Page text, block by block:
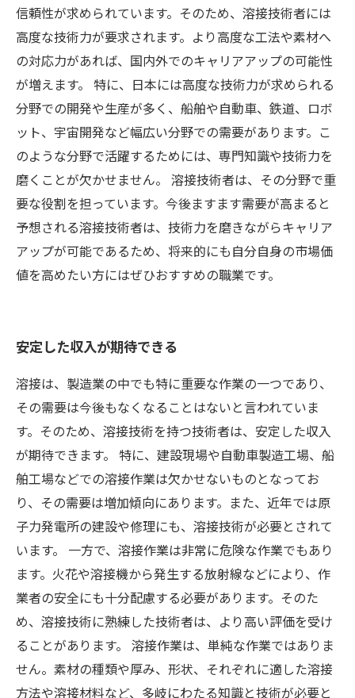
信頼性が求められています。そのため、溶接技術者には
高度な技術力が要求されます。より高度な工法や素材へ
の対応力があれば、国内外でのキャリアアップの可能性
が増えます。 特に、日本には高度な技術力が求められる
分野での開発や生産が多く、船舶や自動車、鉄道、ロボ
ット、宇宙開発など幅広い分野での需要があります。こ
のような分野で活躍するためには、専門知識や技術力を
磨くことが欠かせません。 溶接技術者は、その分野で重
要な役割を担っています。今後ますます需要が高まると
予想される溶接技術者は、技術力を磨きながらキャリア
アップが可能であるため、将来的にも自分自身の市場価
値を高めたい方にはぜひおすすめの職業です。
安定した収入が期待できる
溶接は、製造業の中でも特に重要な作業の一つであり、
その需要は今後もなくなることはないと言われていま
す。そのため、溶接技術を持つ技術者は、安定した収入
が期待できます。 特に、建設現場や自動車製造工場、船
舶工場などでの溶接作業は欠かせないものとなってお
り、その需要は増加傾向にあります。また、近年では原
子力発電所の建設や修理にも、溶接技術が必要とされて
います。 一方で、溶接作業は非常に危険な作業でもあり
ます。火花や溶接機から発生する放射線などにより、作
業者の安全にも十分配慮する必要があります。そのた
め、溶接技術に熟練した技術者は、より高い評価を受け
ることがあります。 溶接作業は、単純な作業ではありま
せん。素材の種類や厚み、形状、それぞれに適した溶接
方法や溶接材料など、多岐にわたる知識と技術が必要と